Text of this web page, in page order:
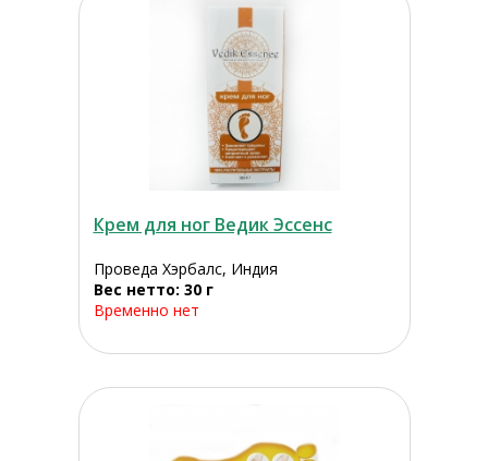
Крем для ног Ведик Эссенс
Проведа Хэрбалс, Индия
Вес нетто: 30 г
Временно нет